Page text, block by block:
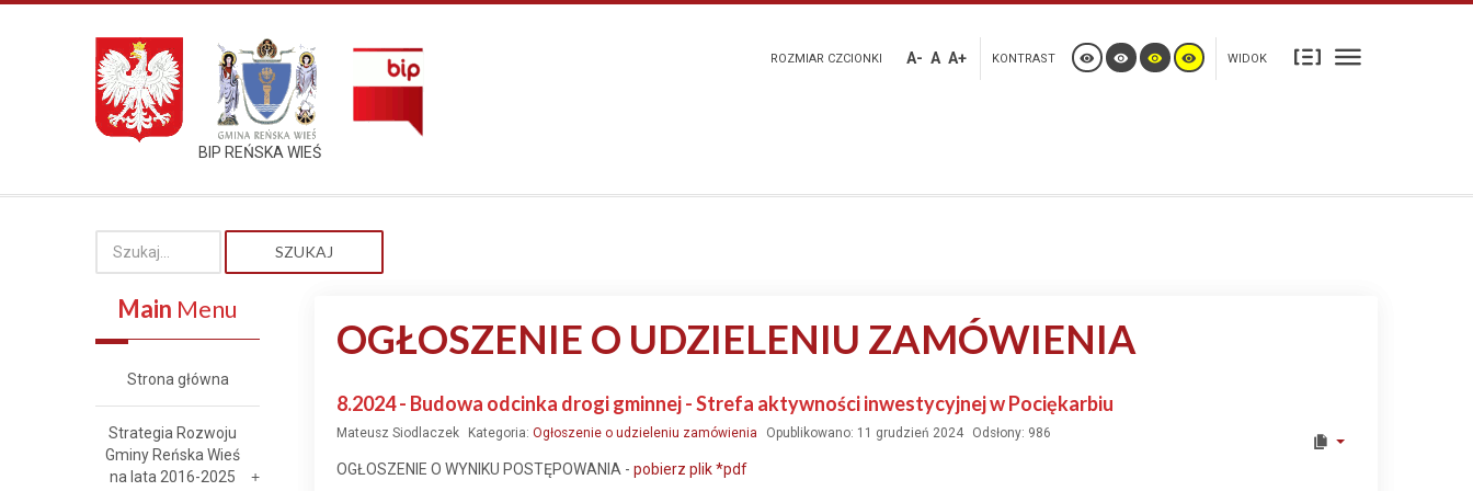
BIP REŃSKA WIEŚ
ROZMIAR CZCIONKI A- A A+ KONTRAST WIDOK
SZUKAJ
OGŁOSZENIE O UDZIELENIU ZAMÓWIENIA
8.2024 - Budowa odcinka drogi gminnej - Strefa aktywności inwestycyjnej w Pociękarbiu
Mateusz Siodlaczek Kategoria: Ogłoszenie o udzieleniu zamówienia Opublikowano: 11 grudzień 2024 Odsłony: 986
OGŁOSZENIE O WYNIKU POSTĘPOWANIA - pobierz plik *pdf
Main Menu
Strona główna
Strategia Rozwoju
Gminy Reńska Wieś
na lata 2016-2025